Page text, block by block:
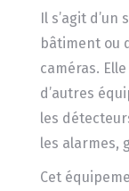
Il s’agit
bâtiment ou
caméras.
d’autres
les
les alarmes,
Cet